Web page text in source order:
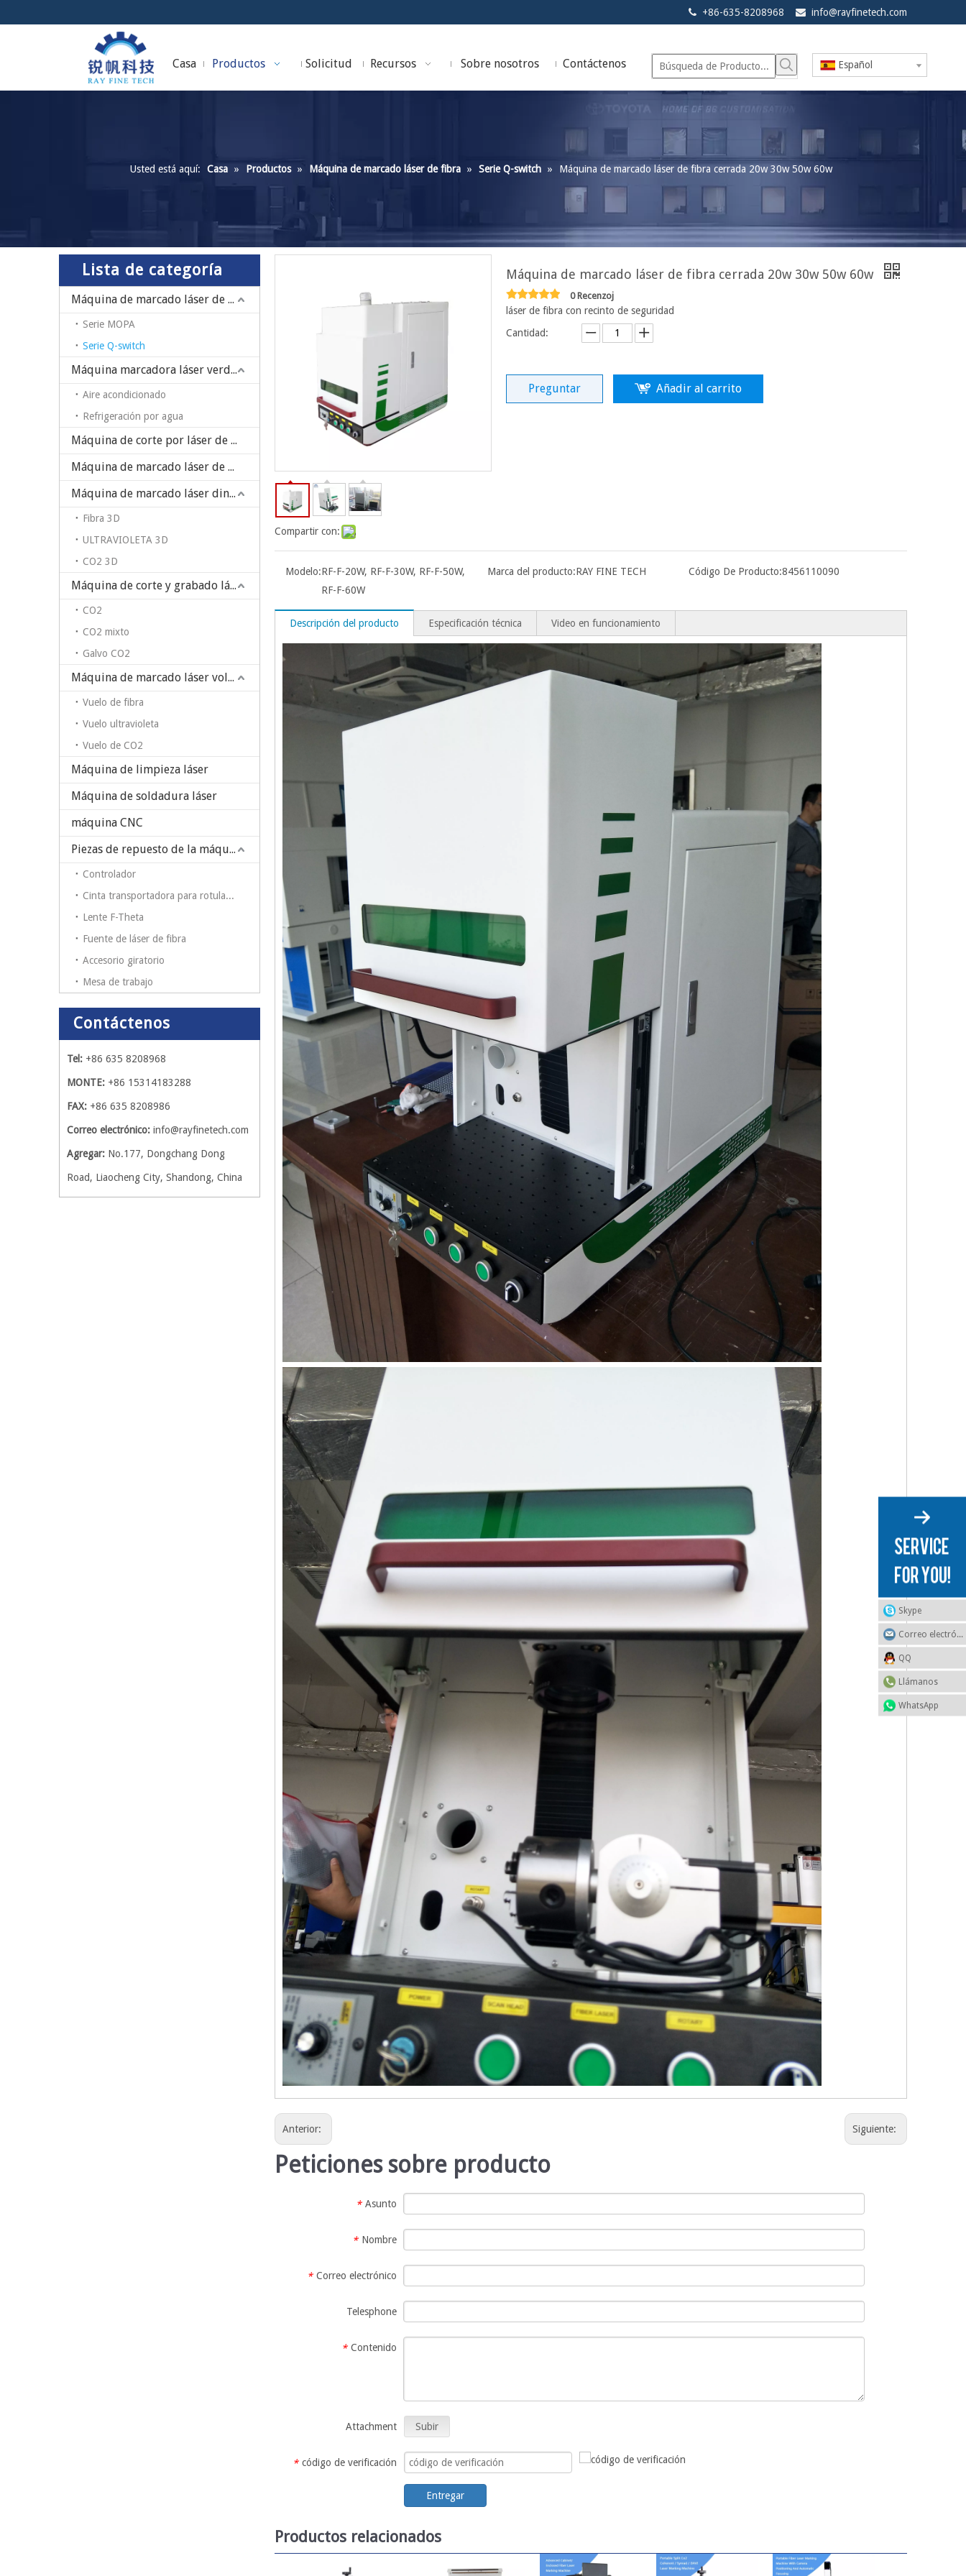
 +86-635-8208968  info@rayfinetech.com
Casa Productos Solicitud Recursos Sobre nosotros Contáctenos Español
Usted está aquí: Casa » Productos » Máquina de marcado láser de fibra » Serie Q-switch » Máquina de marcado láser de fibra cerrada 20w 30w 50w 60w
Lista de categoría
Máquina de marcado láser de fibra
Serie MOPA
Serie Q-switch
Máquina marcadora láser verde/UV
Aire acondicionado
Refrigeración por agua
Máquina de corte por láser de PCB
Máquina de marcado láser de CO2
Máquina de marcado láser dinámico 3D
Fibra 3D
ULTRAVIOLETA 3D
CO2 3D
Máquina de corte y grabado láser
CO2
CO2 mixto
Galvo CO2
Máquina de marcado láser volador
Vuelo de fibra
Vuelo ultravioleta
Vuelo de CO2
Máquina de limpieza láser
Máquina de soldadura láser
máquina CNC
Piezas de repuesto de la máquina de marcado láser
Controlador
Cinta transportadora para rotulador en máquina de marcado láser de fibra
Lente F-Theta
Fuente de láser de fibra
Accesorio giratorio
Mesa de trabajo
Contáctenos
Tel: +86 635 8208968
MONTE: +86 15314183288
FAX: +86 635 8208986
Correo electrónico: info@rayfinetech.com
Agregar: No.177, Dongchang Dong
Road, Liaocheng City, Shandong, China
Compartir con:
Máquina de marcado láser de fibra cerrada 20w 30w 50w 60w
0 Recenzoj
láser de fibra con recinto de seguridad
Cantidad:
Preguntar Añadir al carrito
Modelo:RF-F-20W, RF-F-30W, RF-F-50W,
RF-F-60W
Marca del producto:RAY FINE TECH Código De Producto:8456110090
Descripción del producto Especificación técnica Video en funcionamiento
Anterior: Siguiente:
Peticiones sobre producto
* Asunto
* Nombre
* Correo electrónico
Telesphone
* Contenido
Attachment Subir
* código de verificación
Entregar
Productos relacionados
Skype
Correo electrónico
QQ
Llámanos
WhatsApp